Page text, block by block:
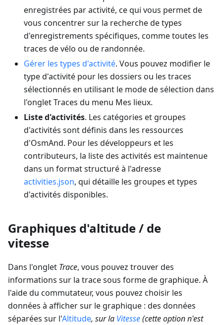
enregistrées par activité, ce qui vous permet de
vous concentrer sur la recherche de types
d'enregistrements spécifiques, comme toutes les
traces de vélo ou de randonnée.
Gérer les types d'activité. Vous pouvez modifier le
type d'activité pour les dossiers ou les traces
sélectionnés en utilisant le mode de sélection dans
l'onglet Traces du menu Mes lieux.
Liste d'activités. Les catégories et groupes
d'activités sont définis dans les ressources
d'OsmAnd. Pour les développeurs et les
contributeurs, la liste des activités est maintenue
dans un format structuré à l'adresse
activities.json, qui détaille les groupes et types
d'activités disponibles.
Graphiques d'altitude / de
vitesse
Dans l'onglet Trace, vous pouvez trouver des
informations sur la trace sous forme de graphique. À
l'aide du commutateur, vous pouvez choisir les
données à afficher sur le graphique : des données
séparées sur l'Altitude, sur la Vitesse(cette option n'est